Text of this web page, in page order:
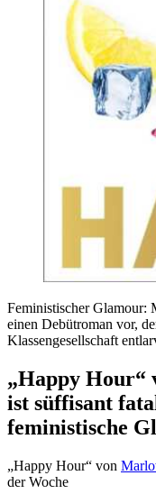
Feministischer Glamour:
einen Debütroman vor,
Klassengesellschaft
„Happy Hour“
ist süffisant
feministische
„Happy Hour“ von
der Woche